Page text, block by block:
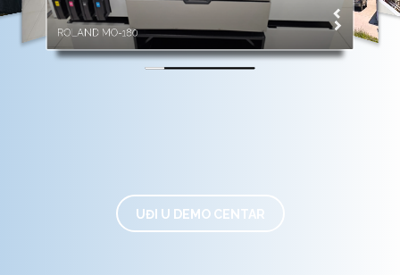
ROLAND MO-180
UĐI U DEMO CENTAR